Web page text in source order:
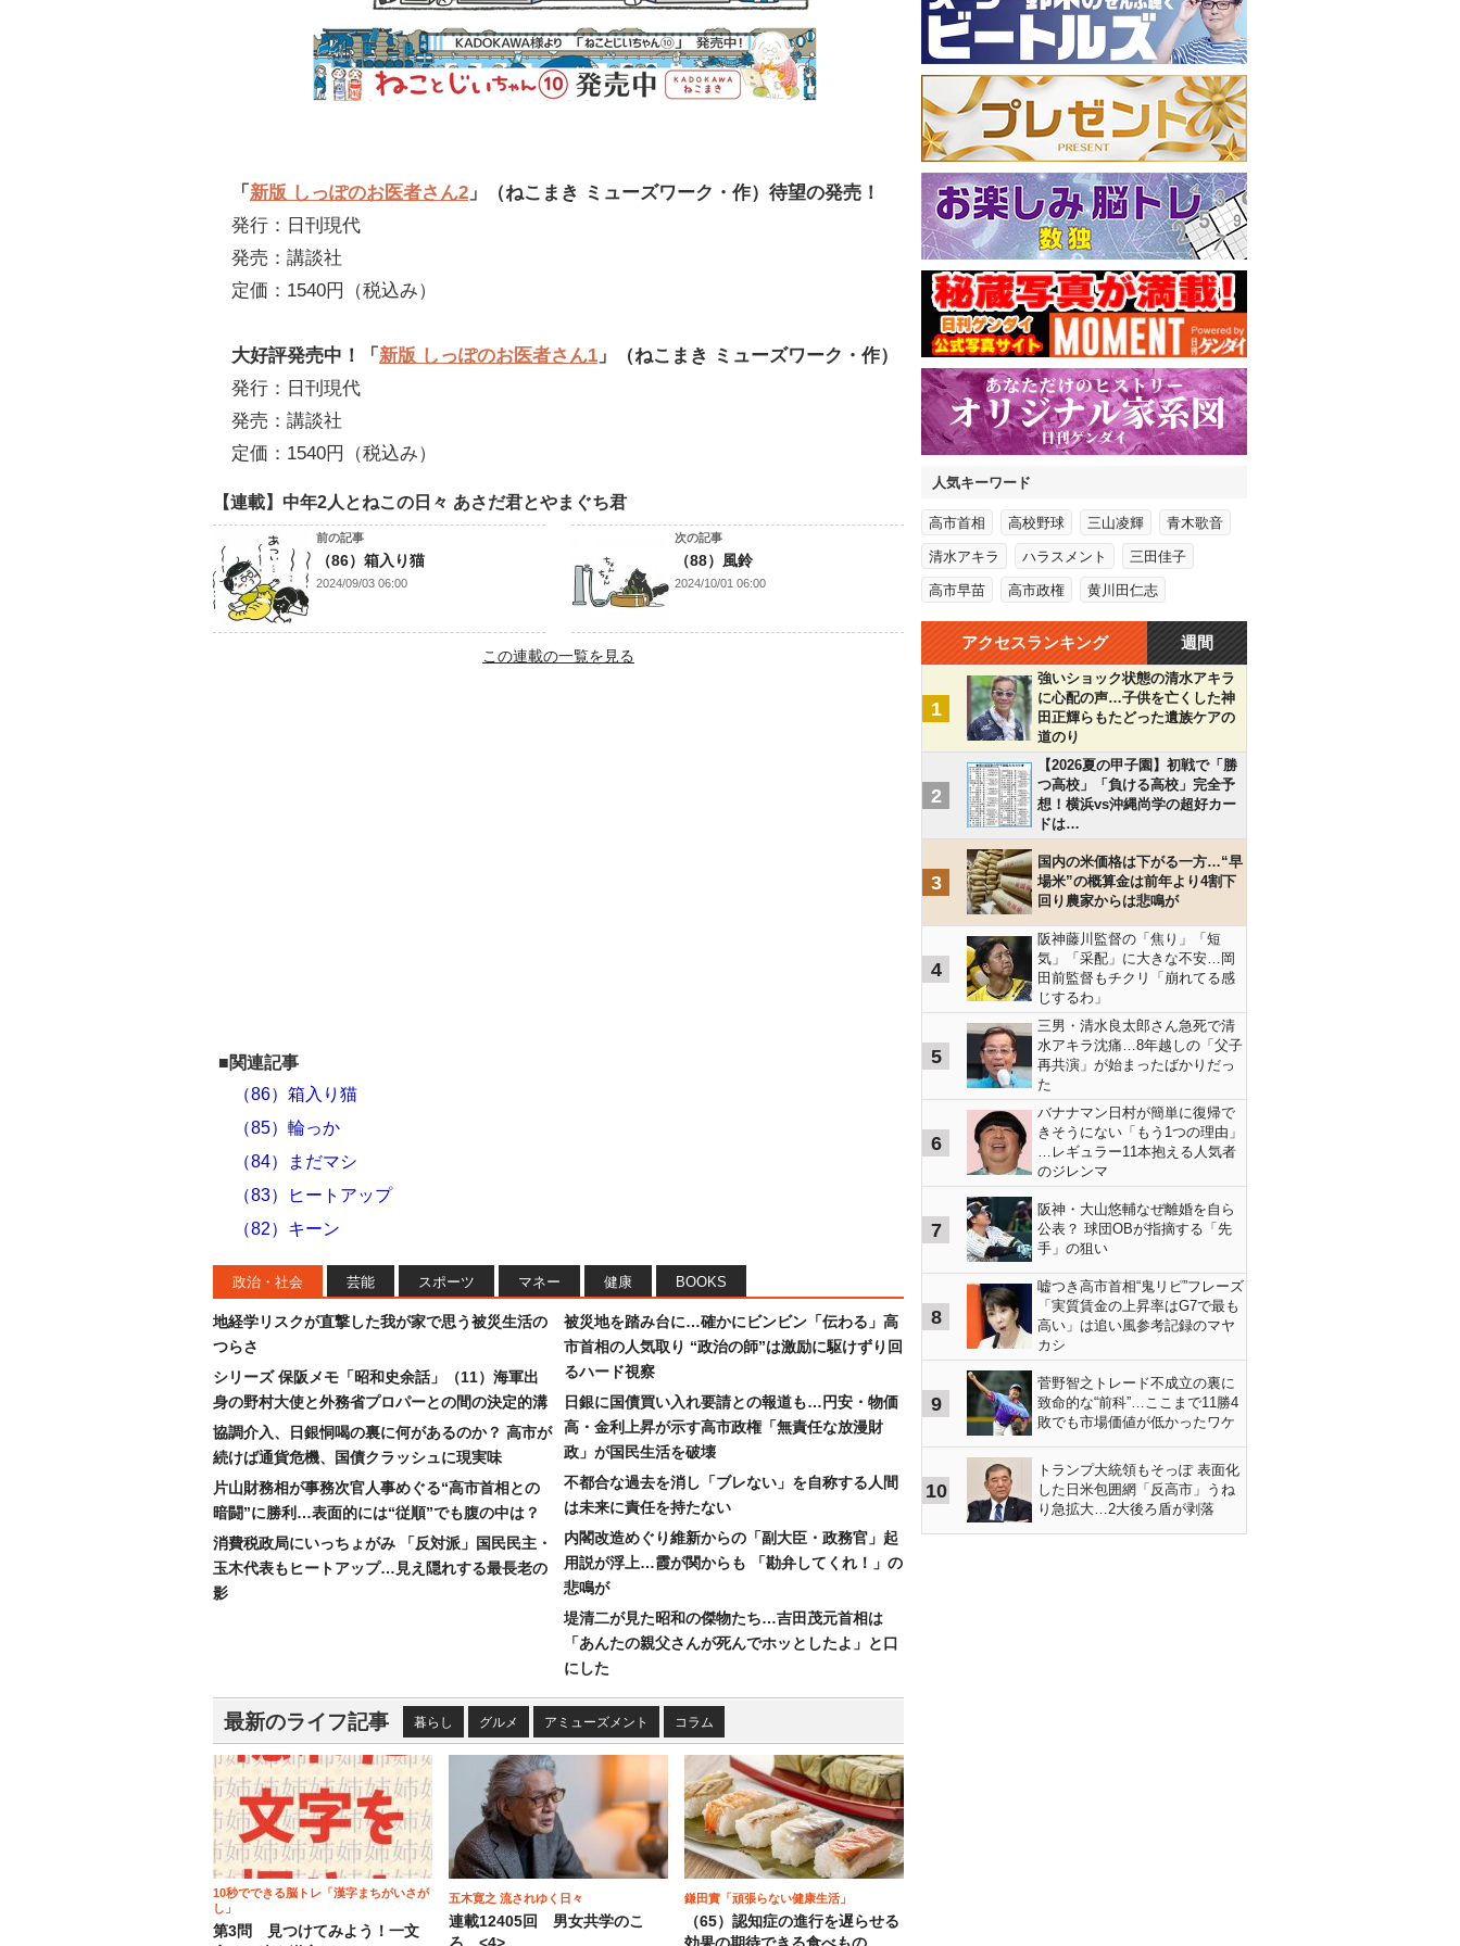
「 新版 しっぽのお医者さん2 」（ねこまき ミューズワーク・作）待望の発売！
発行：日刊現代
発売：講談社
定価：1540円（税込み）
大好評発売中！「 新版 しっぽのお医者さん1 」（ねこまき ミューズワーク・作）
発行：日刊現代
発売：講談社
定価：1540円（税込み）
【連載】中年2人とねこの日々 あさだ君とやまぐち君
前の記事
（86）箱入り猫
2024/09/03 06:00
次の記事
（88）風鈴
2024/10/01 06:00
この連載の一覧を見る
■関連記事
（86）箱入り猫
（85）輪っか
（84）まだマシ
（83）ヒートアップ
（82）キーン
政治・社会 芸能 スポーツ マネー 健康 BOOKS
地経学リスクが直撃した我が家で思う被災生活の
つらさ
シリーズ 保阪メモ「昭和史余話」（11）海軍出
身の野村大使と外務省プロパーとの間の決定的溝
協調介入、日銀恫喝の裏に何があるのか？ 高市が
続けば通貨危機、国債クラッシュに現実味
片山財務相が事務次官人事めぐる“高市首相との
暗闘”に勝利…表面的には“従順”でも腹の中は？
消費税政局にいっちょがみ 「反対派」国民民主・
玉木代表もヒートアップ…見え隠れする最長老の
影
被災地を踏み台に…確かにビンビン「伝わる」高
市首相の人気取り “政治の師”は激励に駆けずり回
るハード視察
日銀に国債買い入れ要請との報道も…円安・物価
高・金利上昇が示す高市政権「無責任な放漫財
政」が国民生活を破壊
不都合な過去を消し「ブレない」を自称する人間
は未来に責任を持たない
内閣改造めぐり維新からの「副大臣・政務官」起
用説が浮上…霞が関からも 「勘弁してくれ！」の
悲鳴が
堤清二が見た昭和の傑物たち…吉田茂元首相は
「あんたの親父さんが死んでホッとしたよ」と口
にした
最新のライフ記事 暮らし グルメ アミューズメント コラム
10秒でできる脳トレ「漢字まちがいさが
し」
第3問 見つけてみよう！一文
五木寛之 流されゆく日々
連載12405回 男女共学のこ
鎌田實「頑張らない健康生活」
（65）認知症の進行を遅らせる
人気キーワード
高市首相 高校野球 三山凌輝 青木歌音
清水アキラ ハラスメント 三田佳子
高市早苗 高市政権 黄川田仁志
アクセスランキング 週間
1
強いショック状態の清水アキラ
に心配の声…子供を亡くした神
田正輝らもたどった遺族ケアの
道のり
2
【2026夏の甲子園】初戦で「勝
つ高校」「負ける高校」完全予
想！横浜vs沖縄尚学の超好カー
ドは…
3
国内の米価格は下がる一方…“早
場米”の概算金は前年より4割下
回り農家からは悲鳴が
4
阪神藤川監督の「焦り」「短
気」「采配」に大きな不安…岡
田前監督もチクリ「崩れてる感
じするわ」
5
三男・清水良太郎さん急死で清
水アキラ沈痛…8年越しの「父子
再共演」が始まったばかりだっ
た
6
バナナマン日村が簡単に復帰で
きそうにない「もう1つの理由」
…レギュラー11本抱える人気者
のジレンマ
7
阪神・大山悠輔なぜ離婚を自ら
公表？ 球団OBが指摘する「先
手」の狙い
8
嘘つき高市首相“鬼リピ”フレーズ
「実質賃金の上昇率はG7で最も
高い」は追い風参考記録のマヤ
カシ
9
菅野智之トレード不成立の裏に
致命的な“前科”…ここまで11勝4
敗でも市場価値が低かったワケ
10
トランプ大統領もそっぽ 表面化
した日米包囲網「反高市」うね
り急拡大…2大後ろ盾が剥落